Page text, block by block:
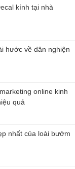
kính tại nhà
hước về dân nghiện
online kinh
quả
nhất của loài bướm